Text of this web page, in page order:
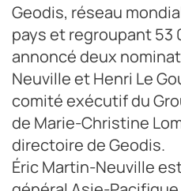
Geodis, réseau
pays et regroupant 53
annoncé deux
Neuville et Henri Le
comité exécutif du
de Marie-Christine
directoire de Geodis.
Éric Martin-Neuville